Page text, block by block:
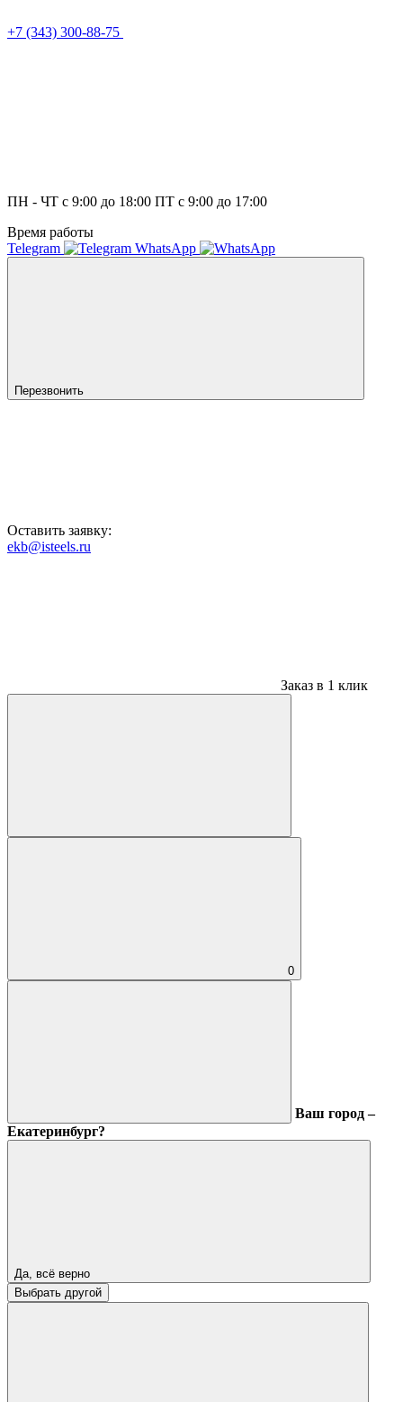
+7 (343) 300-88-75
ПН - ЧТ с 9:00 до 18:00 ПТ с 9:00 до 17:00
Время работы
Telegram
WhatsApp
Перезвонить
Оставить заявку:
ekb@isteels.ru
Заказ в 1 клик
0
Ваш город –
Екатеринбург?
Да, всё верно
Выбрать другой